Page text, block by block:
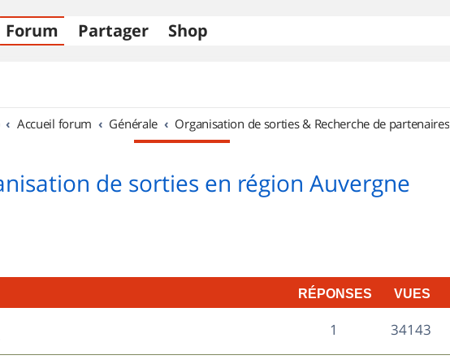
Forum Partager Shop
Accueil forum Générale Organisation de sorties & Recherche de partenaires
de sorties en région Auvergne
RÉPONSES VUES
1
é
34143V
u